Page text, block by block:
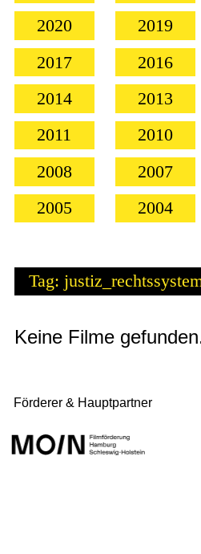
2020
2019
2017
2016
2014
2013
2011
2010
2008
2007
2005
2004
Tag:
Keine Filme
Förderer & Hauptpartner